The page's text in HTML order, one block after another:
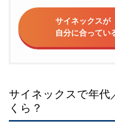
サイネックスが
自分に合ってい
サイネックスで年代
くら？